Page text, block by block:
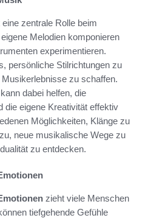
eine zentrale Rolle beim
Melodien komponieren
experimentieren.
persönliche Stilrichtungen zu
zu schaffen.
dabei helfen, die
die eigene Kreativität effektiv
Möglichkeiten, Klänge zu
neue musikalische Wege zu
zu entdecken.
zieht viele Menschen
tiefgehende Gefühle